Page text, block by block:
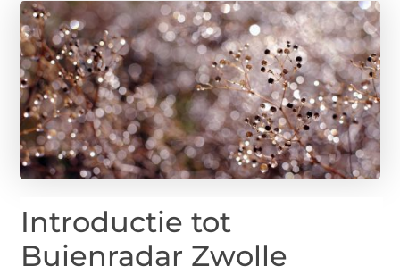
Introductie tot
Buienradar Zwolle